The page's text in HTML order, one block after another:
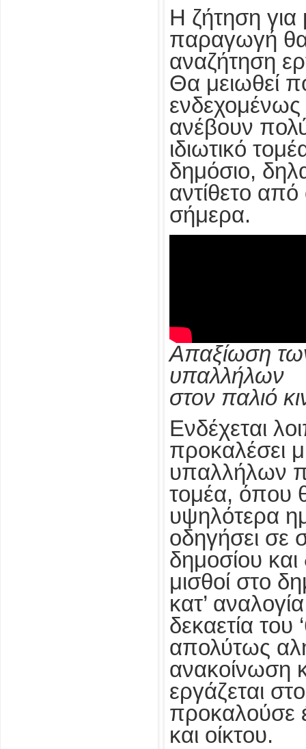
Η ζήτηση για
παραγωγή θα
αναζήτηση
Θα μειωθεί
ενδεχομένως
ανέβουν
ιδιωτικό
δημόσιο,
αντίθετο
σήμερα.
Απαξίωση
υπαλλήλων
στον παλιό
Ενδέχεται
προκαλέσει
υπαλλήλων
τομέα, όπου
υψηλότερα
οδηγήσει σε
δημοσίου και
μισθοί στο
κατ’
δεκαετία του
απολύτως
ανακοίνωση
εργάζεται
προκαλούσε
και οίκτου.